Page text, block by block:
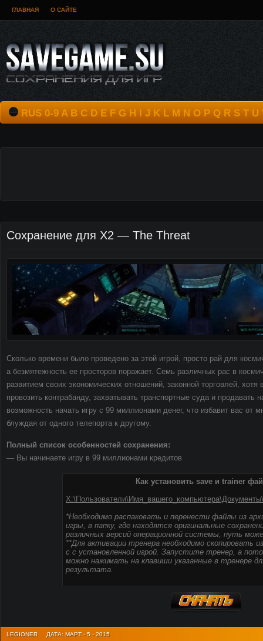
ГЛАВНАЯ О САЙТЕ
RUS 0-9 A B C D E F G H I J K L M N O P Q R S T U
Сохранение для X2 — The Threat
Сколько времени было проведено за этой игрой, просто рай для
а безмятежность ее просторов поражает. Семь различных рас в
развитием своих экономических отношений, законной торговлей,
провозить контрабанду, захватывать транспортные суда и продавать
возможность начать игру с 99 миллионами денег, что избавит вас от
блуждая от одного телепорта к другому.
Полный список особенностей сохранения:
— Вы начинаете игру в 99 миллионами кредитов
Как установить save и trainer
*Необходимо распаковать и перенести файлы из
игры, в папку, где находятся оригинальные
различных версий операционной системы, путь
**Для активации тренера необходимо скопировать
с с установленной игрой. Запустите тренер, а
можно нажимать на клавиши указанные в тренере
результата.
LEGIONER ДАТА: МАРТ - 5 - 2015